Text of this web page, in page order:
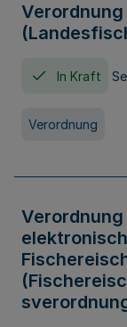
In Kraft
Verordnung